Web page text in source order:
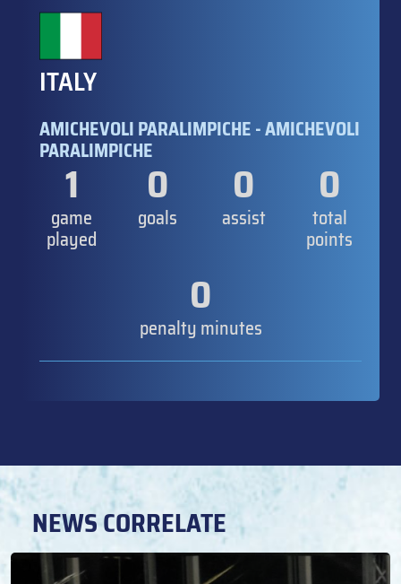
ITALY
AMICHEVOLI PARALIMPICHE - AMICHEVOLI
PARALIMPICHE
1
game
played
0
goals
0
assist
0
total
points
0
penalty minutes
NEWS CORRELATE